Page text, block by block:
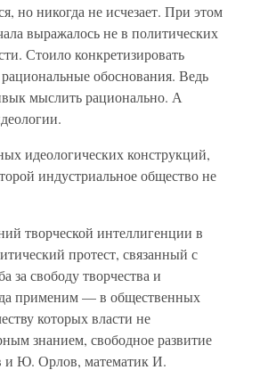
но никогда не исчезает. При этом
выражалось не в политических
Стоило конкретизировать
обоснования. Ведь
мыслить рационально. А
идеологических конструкций,
индустриальное общество не
творческой интеллигенции в
протест, связанный с
за свободу творчества и
применим — в общественных
которых власти не
знанием, свободное развитие
и Ю. Орлов, математик И.